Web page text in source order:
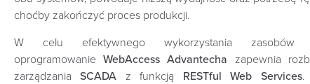
choćby zakończyć proces produkcji.
W celu efektywnego wykorzystania zasobów
oprogramowanieWebAccess Advantecha zapewnia
zarządzaniaSCADA z funkcją RESTful Web Services.